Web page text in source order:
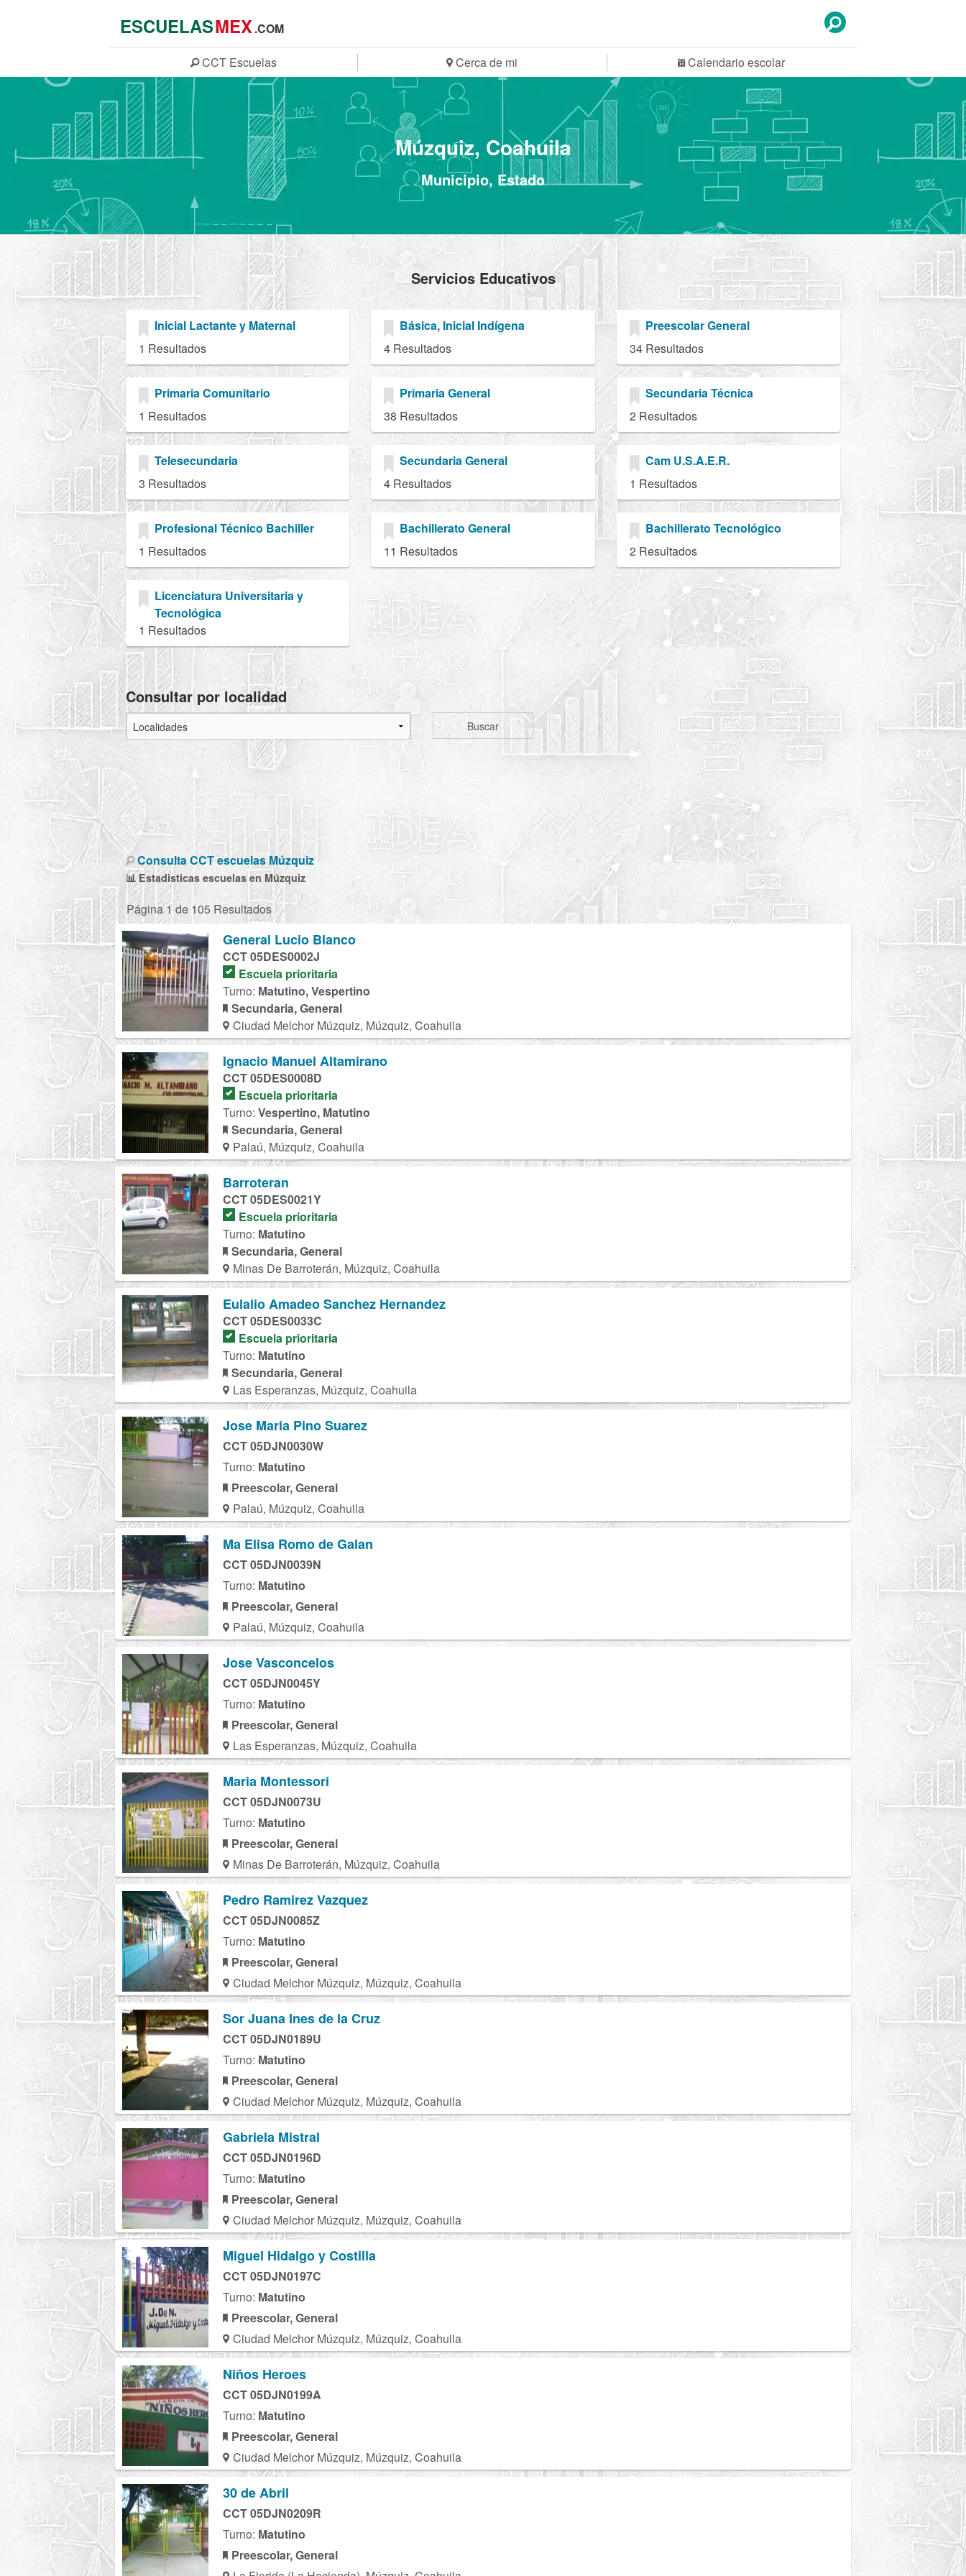
ESCUELASMEX.COM
CCT Escuelas Cerca de mi Calendario escolar
Múzquiz, Coahuila
Municipio, Estado
Servicios Educativos
Inicial Lactante y Maternal
1 Resultados
Básica, Inicial Indígena
4 Resultados
Preescolar General
34 Resultados
Primaria Comunitario
1 Resultados
Primaria General
38 Resultados
Secundaria Técnica
2 Resultados
Telesecundaria
3 Resultados
Secundaria General
4 Resultados
Cam U.S.A.E.R.
1 Resultados
Profesional Técnico Bachiller
1 Resultados
Bachillerato General
11 Resultados
Bachillerato Tecnológico
2 Resultados
Licenciatura Universitaria y
Tecnológica
1 Resultados
Consultar por localidad
Buscar
Consulta CCT escuelas Múzquiz
📊 Estadisticas escuelas en Múzquiz
Página 1 de 105 Resultados
General Lucio Blanco
CCT 05DES0002J
Escuela prioritaria
Turno: Matutino, Vespertino
Secundaria, General
Ciudad Melchor Múzquiz, Múzquiz, Coahuila
Ignacio Manuel Altamirano
CCT 05DES0008D
Escuela prioritaria
Turno: Vespertino, Matutino
Secundaria, General
Palaú, Múzquiz, Coahuila
Barroteran
CCT 05DES0021Y
Escuela prioritaria
Turno: Matutino
Secundaria, General
Minas De Barroterán, Múzquiz, Coahuila
Eulalio Amadeo Sanchez Hernandez
CCT 05DES0033C
Escuela prioritaria
Turno: Matutino
Secundaria, General
Las Esperanzas, Múzquiz, Coahuila
Jose Maria Pino Suarez
CCT 05DJN0030W
Turno: Matutino
Preescolar, General
Palaú, Múzquiz, Coahuila
Ma Elisa Romo de Galan
CCT 05DJN0039N
Turno: Matutino
Preescolar, General
Palaú, Múzquiz, Coahuila
Jose Vasconcelos
CCT 05DJN0045Y
Turno: Matutino
Preescolar, General
Las Esperanzas, Múzquiz, Coahuila
Maria Montessori
CCT 05DJN0073U
Turno: Matutino
Preescolar, General
Minas De Barroterán, Múzquiz, Coahuila
Pedro Ramirez Vazquez
CCT 05DJN0085Z
Turno: Matutino
Preescolar, General
Ciudad Melchor Múzquiz, Múzquiz, Coahuila
Sor Juana Ines de la Cruz
CCT 05DJN0189U
Turno: Matutino
Preescolar, General
Ciudad Melchor Múzquiz, Múzquiz, Coahuila
Gabriela Mistral
CCT 05DJN0196D
Turno: Matutino
Preescolar, General
Ciudad Melchor Múzquiz, Múzquiz, Coahuila
Miguel Hidalgo y Costilla
CCT 05DJN0197C
Turno: Matutino
Preescolar, General
Ciudad Melchor Múzquiz, Múzquiz, Coahuila
Niños Heroes
CCT 05DJN0199A
Turno: Matutino
Preescolar, General
Ciudad Melchor Múzquiz, Múzquiz, Coahuila
30 de Abril
CCT 05DJN0209R
Turno: Matutino
Preescolar, General